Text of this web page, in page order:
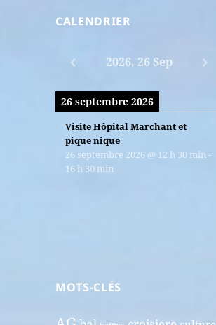
CALENDRIER
2026, 26 Sep
26 septembre 2026
Visite Hôpital Marchant et
pique nique
26 septembre 2026 @ 12 h 30 min-
16 h 30 min
MOTS-CLÉS